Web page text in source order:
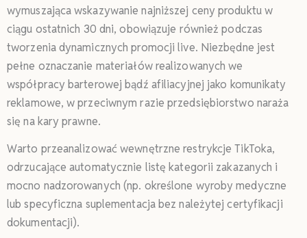
wymuszająca wskazywanie najniższej ceny produktu w
ciągu ostatnich 30 dni, obowiązuje również podczas
tworzenia dynamicznych promocji live. Niezbędne jest
pełne oznaczanie materiałów realizowanych we
współpracy barterowej bądź afiliacyjnej jako komunikaty
reklamowe, w przeciwnym razie przedsiębiorstwo naraża
się na kary prawne.
Warto przeanalizować wewnętrzne restrykcje TikToka,
odrzucające automatycznie listę kategorii zakazanych i
mocno nadzorowanych (np. określone wyroby medyczne
lub specyficzna suplementacja bez należytej certyfikacji
dokumentacji).